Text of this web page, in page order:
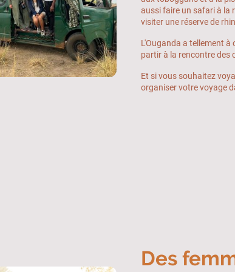
aussi faire un safari à la
visiter une réserve de
L'Ouganda a tellement à
partir à la rencontre des
Et si vous souhaitez
organiser votre voyage
Des